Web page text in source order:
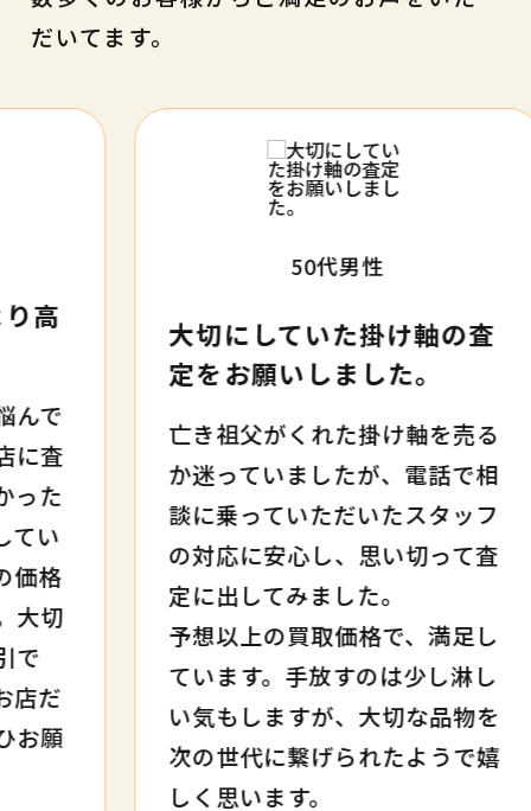
だいてます。
男性
大切にしていた掛け軸の査
定をお願いしました。
亡き祖父がくれた掛け軸を売る
か迷っていましたが、電話で相
談に乗っていただいたスタッフ
の対応に安心し、思い切って査
定に出してみました。
予想以上の買取価格で、満足し
ています。手放すのは少し淋し
い気もしますが、大切な品物を
次の世代に繋げられたようで嬉
しく思います。